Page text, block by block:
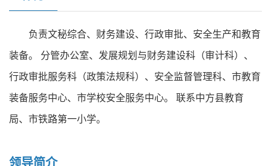
负责文秘综合、财务建设、行政审批、安全生产和教育
装备。 分管办公室、发展规划与财务建设科（审计科）、
行政审批服务科（政策法规科）、安全监督管理科、市教育
装备服务中心、市学校安全服务中心。 联系中方县教育
局、市铁路第一小学。
领导简介